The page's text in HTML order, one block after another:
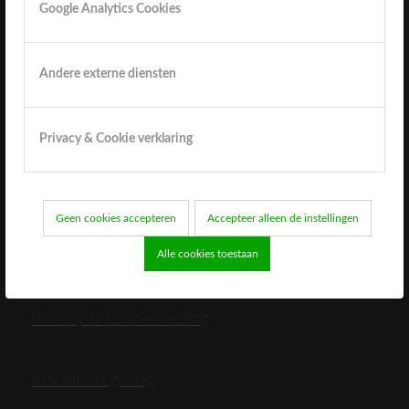
Google Analytics Cookies
Andere externe diensten
Privacy & Cookie verklaring
Geen cookies accepteren Accepteer alleen de instellingen
Alle cookies toestaan
Extra informatie
Privacy & cookiemelding
Klachtenregeling